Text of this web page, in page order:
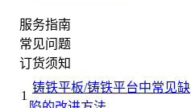
服务指南
常见问题
订货须知
1
铸铁平板/铸铁平台中常见缺